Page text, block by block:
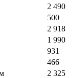
2 490
500
2 918
1 990
931
466
2 325